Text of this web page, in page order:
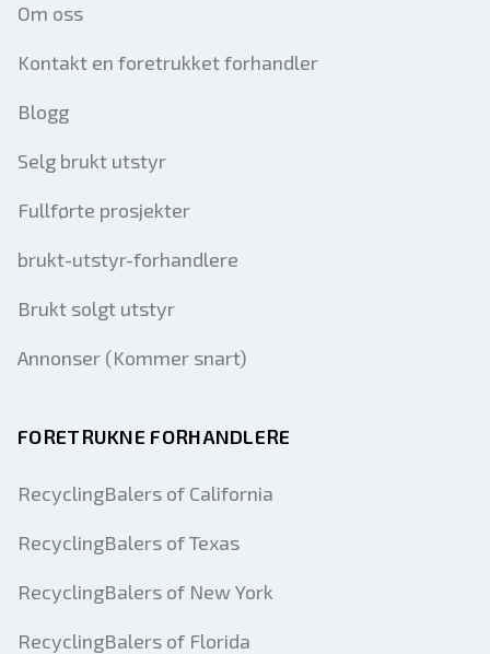
Om oss
Kontakt en foretrukket forhandler
Blogg
Selg brukt utstyr
Fullførte prosjekter
brukt-utstyr-forhandlere
Brukt solgt utstyr
Annonser (Kommer snart)
FORETRUKNE FORHANDLERE
RecyclingBalers of California
RecyclingBalers of Texas
RecyclingBalers of New York
RecyclingBalers of Florida